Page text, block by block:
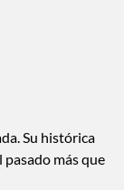
Su histórica
pasado más que